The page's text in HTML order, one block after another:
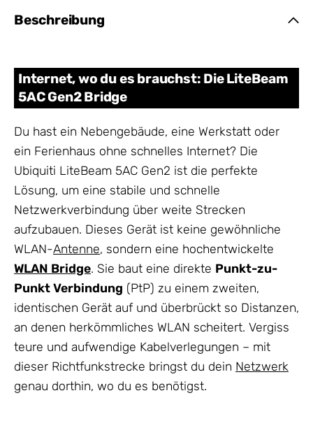
Beschreibung
Internet, wo du es brauchst: Die LiteBeam
5AC Gen2 Bridge
Du hast ein Nebengebäude, eine Werkstatt oder
ein Ferienhaus ohne schnelles Internet? Die
Ubiquiti LiteBeam 5AC Gen2 ist die perfekte
Lösung, um eine stabile und schnelle
Netzwerkverbindung über weite Strecken
aufzubauen. Dieses Gerät ist keine gewöhnliche
WLAN-Antenne, sondern eine hochentwickelte
WLAN Bridge. Sie baut eine direkte Punkt-zu-
Punkt Verbindung (PtP) zu einem zweiten,
identischen Gerät auf und überbrückt so Distanzen,
an denen herkömmliches WLAN scheitert. Vergiss
teure und aufwendige Kabelverlegungen – mit
dieser Richtfunkstrecke bringst du dein Netzwerk
genau dorthin, wo du es benötigst.